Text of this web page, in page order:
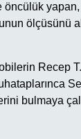
öncülük
ölçüsünü
Recep
bulmaya